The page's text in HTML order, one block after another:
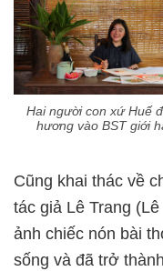
Hai người con xứ Huế
hương vào BST giới
Cũng khai thác về
tác giả Lê Trang
ảnh chiếc nón bài
sống và đã trở